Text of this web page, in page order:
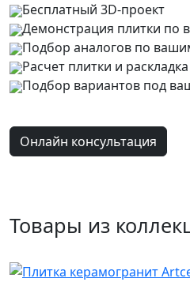
Бесплатный 3D-проект
Демонстрация плитки по
Подбор аналогов по
Расчет плитки и раскладка
Подбор вариантов под
Онлайн консультация
Товары из